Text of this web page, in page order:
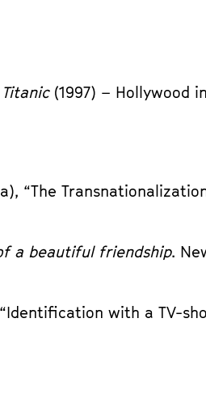
Titanic(1997) – Hollywood
a beautiful friendship.
with a TV-